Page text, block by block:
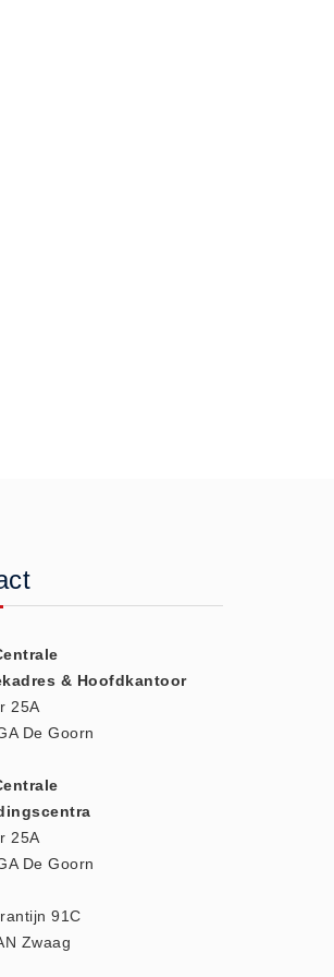
& Hoofdkantoor
25A
De Goorn
25A
De Goorn
91C
Zwaag